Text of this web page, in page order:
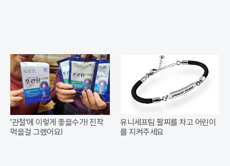
'관절'에 이렇게 좋을수가! 진작
먹을걸 그랬어요!
유니세프팀 팔찌를 차고 어린이
를 지켜주세요